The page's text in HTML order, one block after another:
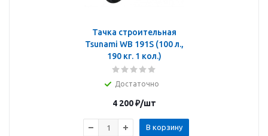
Тачка строительная
Tsunami WB 191S (100 л.,
190 кг. 1 кол.)
Достаточно
4 200₽/шт
В корзину